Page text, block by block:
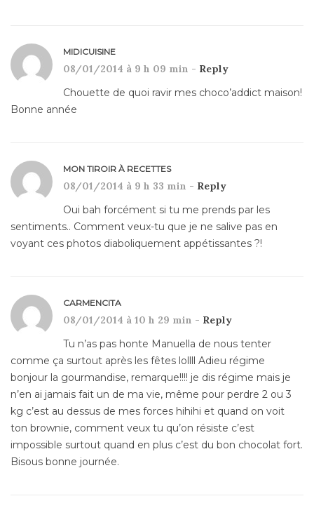
MIDICUISINE
08/01/2014 à 9 h 09 min - Reply
Chouette de quoi ravir mes choco’addict maison!
Bonne année
MON TIROIR À RECETTES
08/01/2014 à 9 h 33 min - Reply
Oui bah forcément si tu me prends par les
sentiments.. Comment veux-tu que je ne salive pas en
voyant ces photos diaboliquement appétissantes ?!
CARMENCITA
08/01/2014 à 10 h 29 min - Reply
Tu n’as pas honte Manuella de nous tenter
comme ça surtout après les fêtes lollll Adieu régime
bonjour la gourmandise, remarque!!!! je dis régime mais je
n’en ai jamais fait un de ma vie, même pour perdre 2 ou 3
kg c’est au dessus de mes forces hihihi et quand on voit
ton brownie, comment veux tu qu’on résiste c’est
impossible surtout quand en plus c’est du bon chocolat fort.
Bisous bonne journée.